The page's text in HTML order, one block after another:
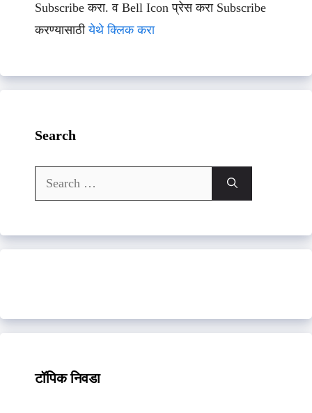
Subscribe करा. व Bell Icon प्रेस करा Subscribe
करण्यासाठीयेथे क्लिक करा
Search
Search
for:
टॉपिक निवडा